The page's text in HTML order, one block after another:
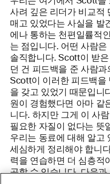
사려 깊은 리더가 비교적
매고 있었다는 사실을 발
에나 통하는 천편일률적
는 점입니다. 어떤 사람
솔직합니다. Scott이 받
던 건 피드백을 준 사람
Scott이 이러한 피드백을
을 갖고 있었기 때문입니
원이 경험했다면 아마 같
니다. 하지만 그게 이 사
필요한 자질이 없다는 뜻
우리는 동료에 대해 알고
세심하게 정리해야 합니
력을 연습하면 더 심층적
공할 수 있습니다. 다음